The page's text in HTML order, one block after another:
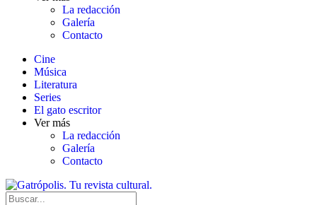
La redacción
Galería
Contacto
Cine
Música
Literatura
Series
El gato escritor
Ver más
La redacción
Galería
Contacto